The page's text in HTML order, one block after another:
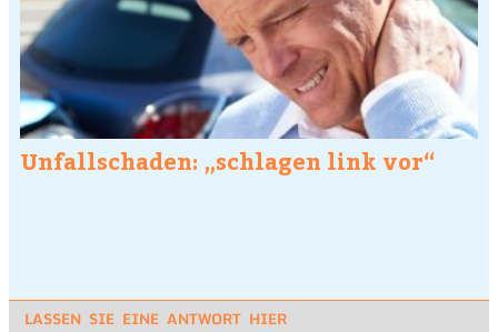
Unfallschaden: „schlagen link vor“
LASSEN SIE EINE ANTWORT HIER